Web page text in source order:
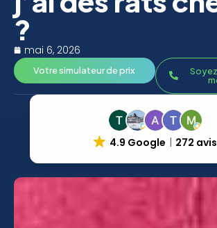
?
mai 6, 2026
Votre simulateur de prix
4.9 Google 272 avis